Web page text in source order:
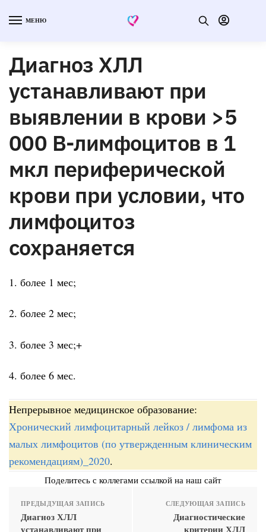
МЕНЮ
Диагноз ХЛЛ
устанавливают при
выявлении в крови >5
000 В-лимфоцитов в 1
мкл периферической
крови при условии, что
лимфоцитоз
сохраняется
1. более 1 мес;
2. более 2 мес;
3. более 3 мес;+
4. более 6 мес.
Непрерывное медицинское образование:
Хронический лимфоцитарный лейкоз / лимфома из
малых лимфоцитов (по утвержденным клиническим
рекомендациям)_2020.
Поделитесь с коллегами ссылкой на наш сайт
ПРЕДЫДУЩАЯ ЗАПИСЬ
Диагноз ХЛЛ
устанавливают при
СЛЕДУЮЩАЯ ЗАПИСЬ
Диагностические
критерии ХЛЛ